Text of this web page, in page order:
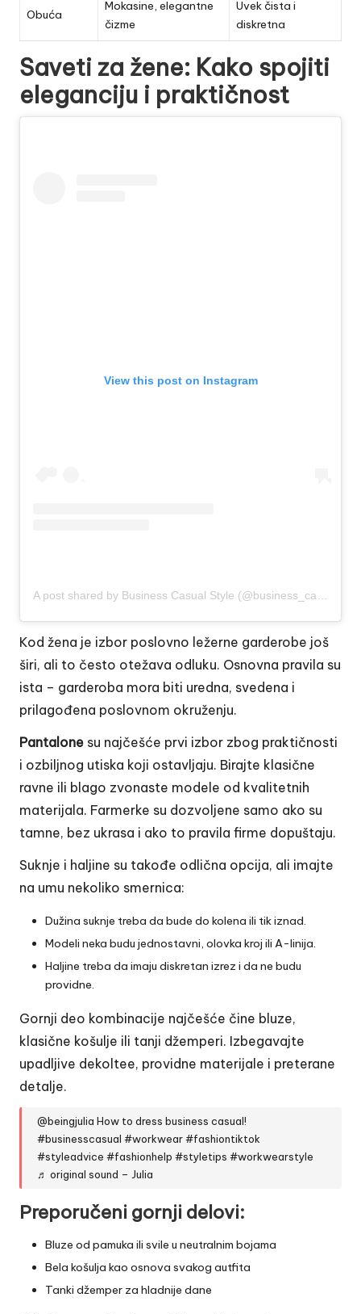
Obuća
Mokasine, elegantne
čizme
Uvek čista i
diskretna
Saveti za žene: Kako spojiti
eleganciju i praktičnost
View this post on Instagram
Kod žena je izbor poslovno ležerne garderobe još
širi, ali to često otežava odluku. Osnovna pravila su
ista – garderoba mora biti uredna, svedena i
prilagođena poslovnom okruženju.
Pantalone su najčešće prvi izbor zbog praktičnosti
i ozbiljnog utiska koji ostavljaju. Birajte klasične
ravne ili blago zvonaste modele od kvalitetnih
materijala. Farmerke su dozvoljene samo ako su
tamne, bez ukrasa i ako to pravila firme dopuštaju.
Suknje i haljine su takođe odlična opcija, ali imajte
na umu nekoliko smernica:
Dužina suknje treba da bude do kolena ili tik iznad.
Modeli neka budu jednostavni, olovka kroj ili A-linija.
Haljine treba da imaju diskretan izrez i da ne budu
providne.
Gornji deo kombinacije najčešće čine bluze,
klasične košulje ili tanji džemperi. Izbegavajte
upadljive dekoltee, providne materijale i preterane
detalje.
@beingjulia How to dress business casual!
#businesscasual #workwear #fashiontiktok
#styleadvice #fashionhelp #styletips #workwearstyle
♬ original sound – Julia
Preporučeni gornji delovi:
Bluze od pamuka ili svile u neutralnim bojama
Bela košulja kao osnova svakog autfita
Tanki džemper za hladnije dane